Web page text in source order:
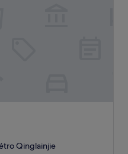
Qinglainjie